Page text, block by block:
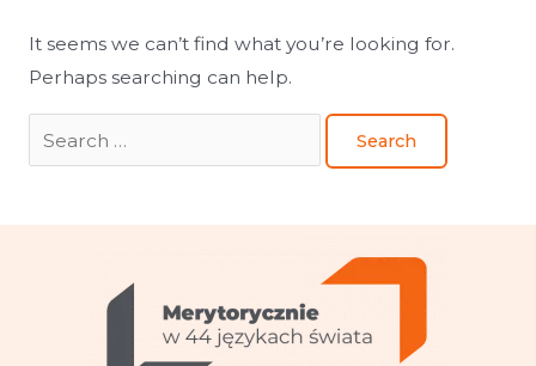
It seems we can’t find what you’re looking for.
Perhaps searching can help.